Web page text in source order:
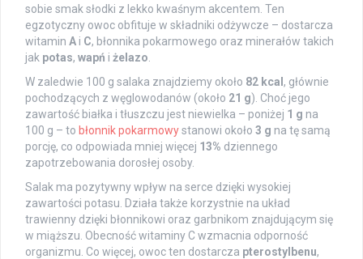
sobie smak słodki z lekko kwaśnym akcentem. Ten
egzotyczny owoc obfituje w składniki odżywcze – dostarcza
witamin A i C, błonnika pokarmowego oraz minerałów takich
jak potas, wapń i żelazo
W zaledwie 100 g salaka znajdziemy około 82 kcal , głównie
pochodzących z węglowodanów (około 21 g). Choć jego
zawartość białka i tłuszczu jest niewielka – poniżej 1 g na
100 g – to błonnik pokarmowystanowi około 3 g na tę samą
porcję, co odpowiada mniej więcej 13% dziennego
zapotrzebowania dorosłej osoby.
Salak ma pozytywny wpływ na serce dzięki wysokiej
zawartości potasu. Działa także korzystnie na układ
trawienny dzięki błonnikowi oraz garbnikom znajdującym się
w miąższu. Obecność witaminy C wzmacnia odporność
organizmu. Co więcej, owoc ten dostarcza pterostylbenu,